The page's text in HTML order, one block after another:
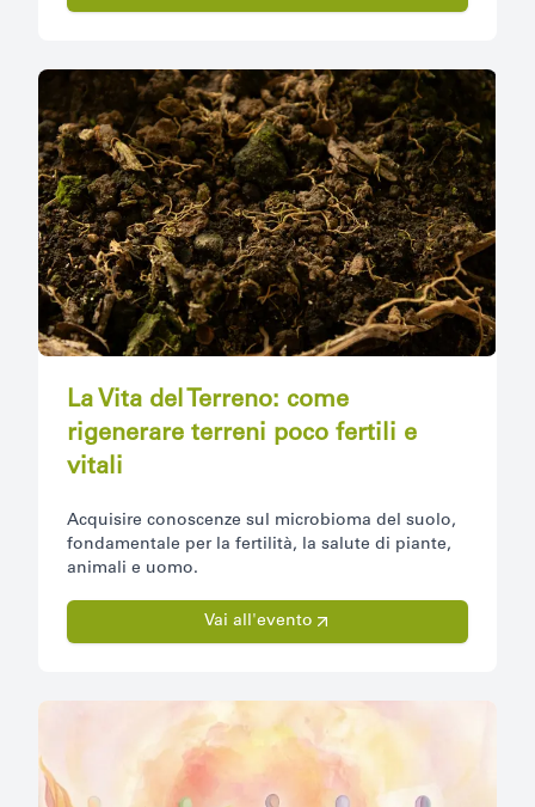
La Vita del Terreno: come
rigenerare terreni poco fertili e
vitali
Acquisire conoscenze sul microbioma del suolo,
fondamentale per la fertilità, la salute di piante,
animali e uomo.
Vai all'evento